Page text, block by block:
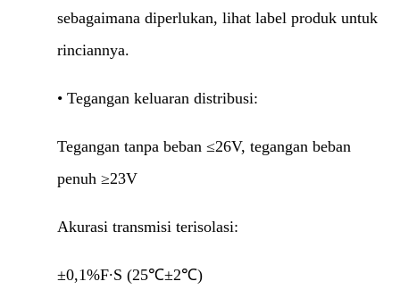
sebagaimana diperlukan, lihat label produk untuk
rinciannya.
• Tegangan keluaran distribusi:
Tegangan tanpa beban ≤26V, tegangan beban
penuh ≥23V
Akurasi transmisi terisolasi:
±0,1%F∙S (25℃±2℃)